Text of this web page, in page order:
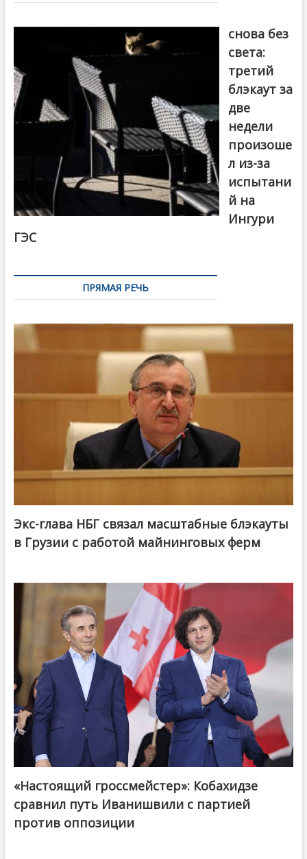
снова без
света:
третий
блэкаут за
две
недели
произоше
л из-за
испытани
й на
Ингури
ГЭС
ПРЯМАЯ РЕЧЬ
Экс-глава НБГ связал масштабные блэкауты
в Грузии с работой майнинговых ферм
@ქართული ოცნება / Georgian Dream
«Настоящий гроссмейстер»: Кобахидзе
сравнил путь Иванишвили с партией
против оппозиции